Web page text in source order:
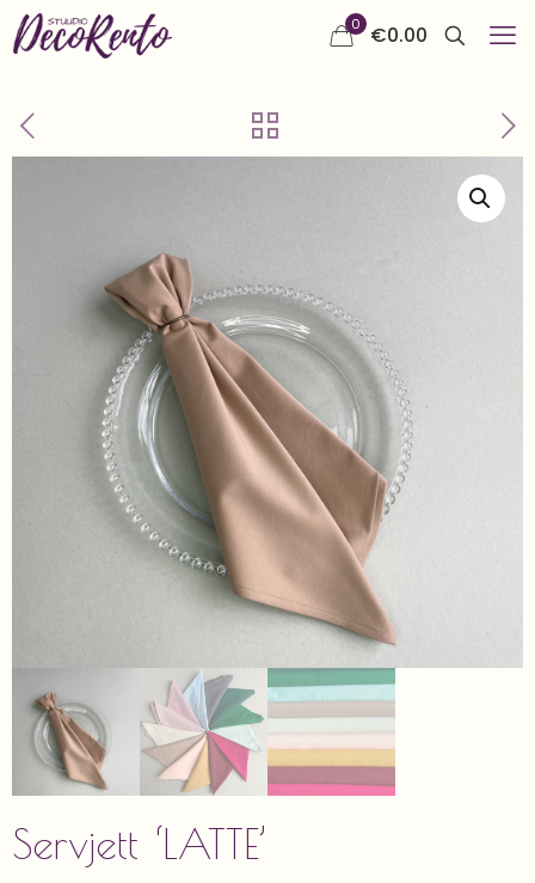
0 €0.00
Servjett ‘LATTE’